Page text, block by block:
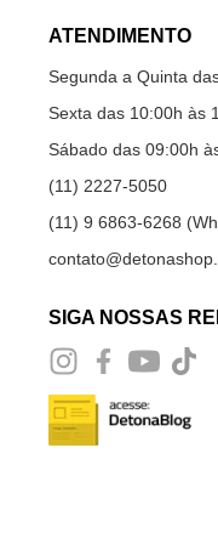
ATENDIMENTO
Segunda a Quinta
Sexta das 10:00h às
Sábado das 09:00h
(11) 2227-5050
(11) 9 6863-6268
SIGA NOSSAS